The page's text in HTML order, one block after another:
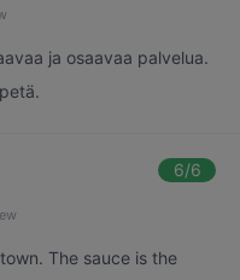
ja osaavaa palvelua.
6/6
The sauce is the